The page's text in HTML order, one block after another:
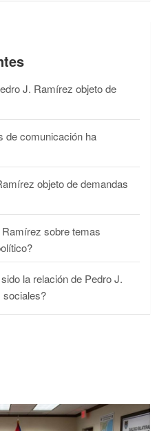
J. Ramírez objeto de
de comunicación ha
objeto de demandas
sobre temas
la relación de Pedro J.
sociales?